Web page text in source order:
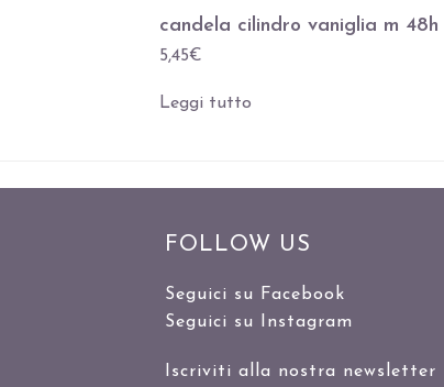
candela cilindro vaniglia m 48h
5,45€
Leggi tutto
FOLLOW US
Seguici su Facebook
Seguici su Instagram
Iscriviti alla nostra newsletter